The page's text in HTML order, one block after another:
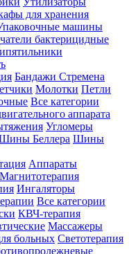
для хранения
машины
бактерицидные
Бандажи Стремена
Молотки Петли
Все категории
аппарата
Угломеры
Беллера Шины
Аппараты
Магнитотерапия
Ингаляторы
Все категории
КВЧ-терапия
Массажеры
больных Светотерапия